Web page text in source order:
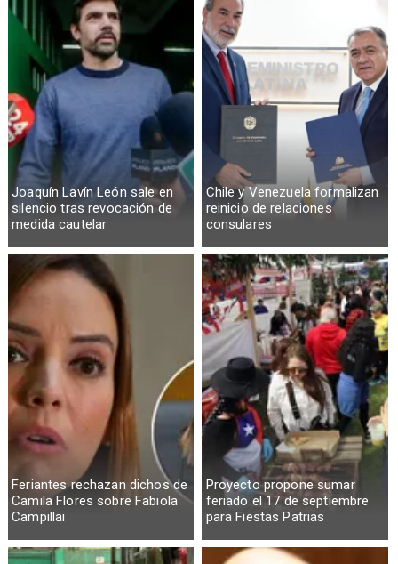
Joaquín Lavín León sale en
silencio tras revocación de
medida cautelar
Chile y Venezuela formalizan
reinicio de relaciones
consulares
Feriantes rechazan dichos de
Camila Flores sobre Fabiola
Campillai
Proyecto propone sumar
feriado el 17 de septiembre
para Fiestas Patrias